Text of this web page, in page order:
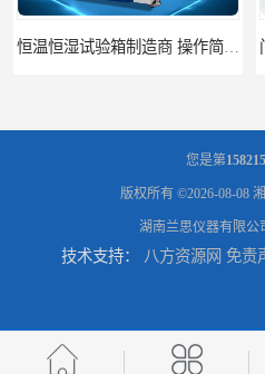
门窗雷电展示 智能操控 灵敏方便
门窗暴风雨展示设备 简洁灵敏 灵敏方便
您是第
版权所有 ©2026-08-08
湖南兰思仪器有限公
技术支持： 八方资源网 免责